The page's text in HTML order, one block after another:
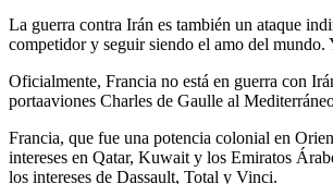
La guerra contra Irán es también un ataque
competidor y seguir siendo el amo del mundo.
Oficialmente, Francia no está en guerra con
portaaviones Charles de Gaulle al
Francia, que fue una potencia colonial en
intereses en Qatar, Kuwait y los Emiratos
los intereses de Dassault, Total y Vinci.